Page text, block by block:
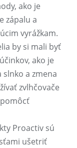
ako je
zápalu a
vyrážkam.
by si mali byť
ako je
a zmena
zvlhčovače
Proactiv sú
ušetriť